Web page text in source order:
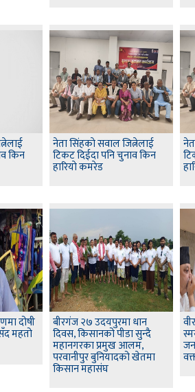
किन
नेता सिंहकाे सवाल जित्नेलाई
टिकट दिईदा पनि चुनाव किन
हारियाे कमरेड
दोषी
महतो
बीरगंज २७ उदयपुरमा धान
दिवस, किसानको पीडा सुन्दै
महानगरका प्रमुख आलम,
परवानीपुर बुनियादको खेतमा
किसान महासंघ